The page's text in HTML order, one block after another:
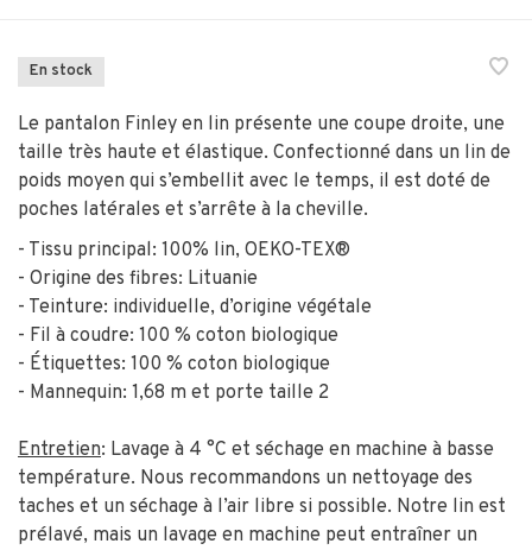
En stock
Le pantalon Finley en lin présente une coupe droite, une
taille très haute et élastique. Confectionné dans un lin de
poids moyen qui s’embellit avec le temps, il est doté de
poches latérales et s’arrête à la cheville.
- Tissu principal: 100% lin, OEKO-TEX®
- Origine des fibres: Lituanie
- Teinture: individuelle, d’origine végétale
- Fil à coudre: 100 % coton biologique
- Étiquettes: 100 % coton biologique
- Mannequin: 1,68 m et porte taille 2
Entretien: Lavage à 4 °C et séchage en machine à basse
température. Nous recommandons un nettoyage des
taches et un séchage à l’air libre si possible. Notre lin est
prélavé, mais un lavage en machine peut entraîner un